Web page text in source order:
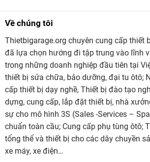
Về chúng tôi
Thietbigarage.org chuyên cung cấp thiết
đã lựa chọn hướng đi tập trung vào lĩnh
trong những doanh nghiệp đầu tiên tại
thiết bị sửa chữa, bảo dưỡng, đại tu ôtô;
cấp thiết bị dạy nghề, Thiết bị đào tạo
dựng, cung cấp, lắp đặt thiết bị, nhà
sự cho mô hình 3S (Sales -Services –
chuẩn toàn cầu; Cung cấp phụ tùng ôtô;
tổng thể và thiết bị cho các dây chuyền
xe máy, xe điện…